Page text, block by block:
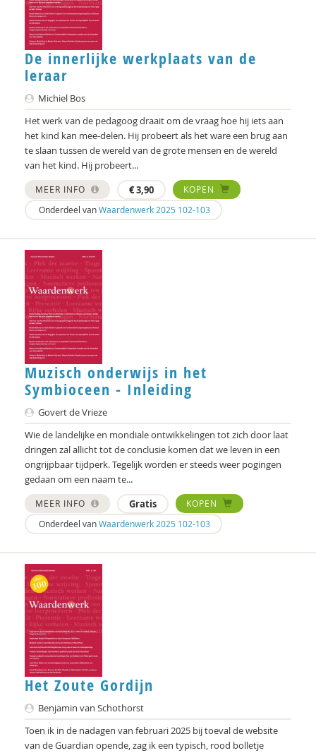
Ger Tielen
James Tully
Hilde van ‘t Klooster
Elise van Alphen
Lonneke van der Velden
Koo van der Wal
Magda van Eck
Gijsbert van Iterson Scholten
Charlie van de Veerdonk
Wiel Veugelers
Ton Vink
Karen Vintges
Joris Voorhoeve
Govert-Jan de Vrieze
Monica Walhout
Rik Winsemius
De innerlijke werkplaats van de
leraar
Michiel Bos
Het werk van de pedagoog draait om de vraag hoe hij iets aan
het kind kan mee-delen. Hij probeert als het ware een brug aan
te slaan tussen de wereld van de grote mensen en de wereld
van het kind. Hij probeert...
MEER INFO €3,90
KOPEN
Onderdeel vanWaardenwerk 2025 102-103
Muzisch onderwijs in het
Symbioceen - Inleiding
Govert de Vrieze
Wie de landelijke en mondiale ontwikkelingen tot zich door laat
dringen zal allicht tot de conclusie komen dat we leven in een
ongrijpbaar tijdperk. Tegelijk worden er steeds weer pogingen
gedaan om een naam te...
MEER INFO Gratis
KOPEN
Onderdeel vanWaardenwerk 2025 102-103
Het Zoute Gordijn
Benjamin van Schothorst
Toen ik in de nadagen van februari 2025 bij toeval de website
van de Guardian opende, zag ik een typisch, rood bolletje